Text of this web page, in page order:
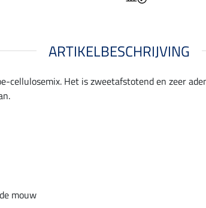
ARTIKELBESCHRIJVING
cellulosemix. Het is zweetafstotend en zeer
mouw